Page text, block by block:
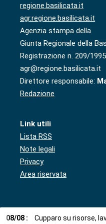
regione.basilicata.it
agr.regione.basilicata.it
Agenzia stampa della
Giunta Regionale della
Registrazione n. 209/
agr@regione.basilicata.it
Direttore responsabile:
Redazione
Link utili
Lista RSS
Note legali
Privacy
Area riservata
08/08 : Cupparo su risorse,